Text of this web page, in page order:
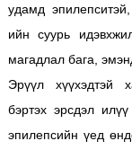
удамд
ийн суурь
магадлал бага,
Эрүүл хүүхэдтэй
бэртэх эрсдэл
эпилепсийн үед